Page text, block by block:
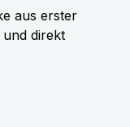
aus erster
direkt